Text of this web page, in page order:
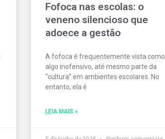
Fofoca nas escolas: o
veneno silencioso que
adoece a gestão
A fofoca é frequentemente vista como
algo inofensivo, até mesmo parte da
“cultura” em ambientes escolares. No
entanto, ela é
LEIA MAIS »